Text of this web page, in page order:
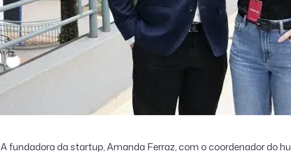
A fundadora da startup, Amanda Ferraz, com o coordenador do